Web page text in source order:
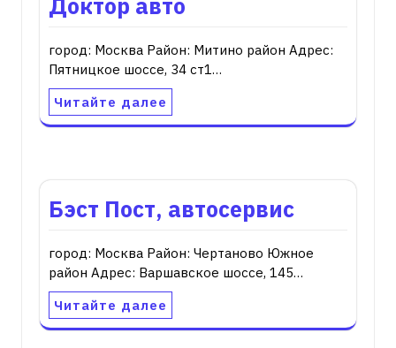
город: Москва Район: Митино район Адрес:
Пятницкое шоссе, 34 ст1…
Читайте далее
Бэст Пост, автосервис
город: Москва Район: Чертаново Южное
район Адрес: Варшавское шоссе, 145…
Читайте далее